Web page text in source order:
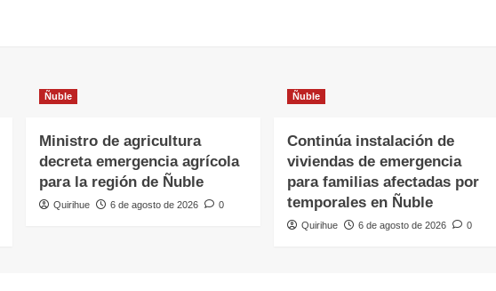
Ñuble
Ministro de agricultura
decreta emergencia agrícola
para la región de Ñuble
Quirihue 6 de agosto de 2026 0
Ñuble
Continúa instalación de
viviendas de emergencia
para familias afectadas por
temporales en Ñuble
Quirihue 6 de agosto de 2026 0